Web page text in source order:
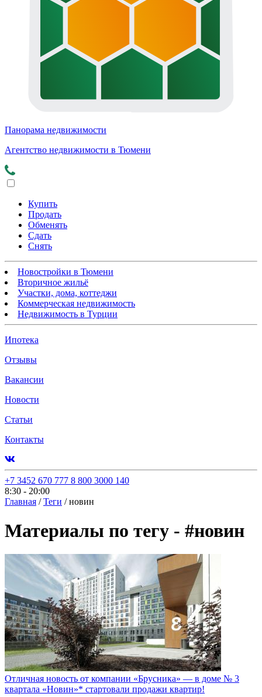
Панорама недвижимости
Агентство недвижимости в Тюмени
Купить
Продать
Обменять
Сдать
Снять
Новостройки в Тюмени
Вторичное жильё
Участки, дома, коттеджи
Коммерческая недвижимость
Недвижимость в Турции
Ипотека
Отзывы
Вакансии
Новости
Статьи
Контакты
+7 3452 670 777 8 800 3000 140
8:30 - 20:00
Главная / Теги / новин
Материалы по тегу - #новин
Отличная новость от компании «Брусника» — в доме № 3
квартала «Новин»* стартовали продажи квартир!